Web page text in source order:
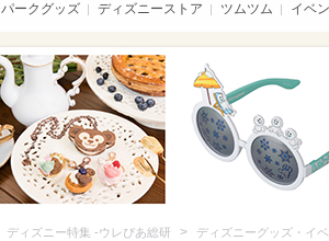
パークグッズ ディズニーストア ツムツム イベ
ディズニー特集 -ウレぴあ総研 > ディズニーグッズ・イベ